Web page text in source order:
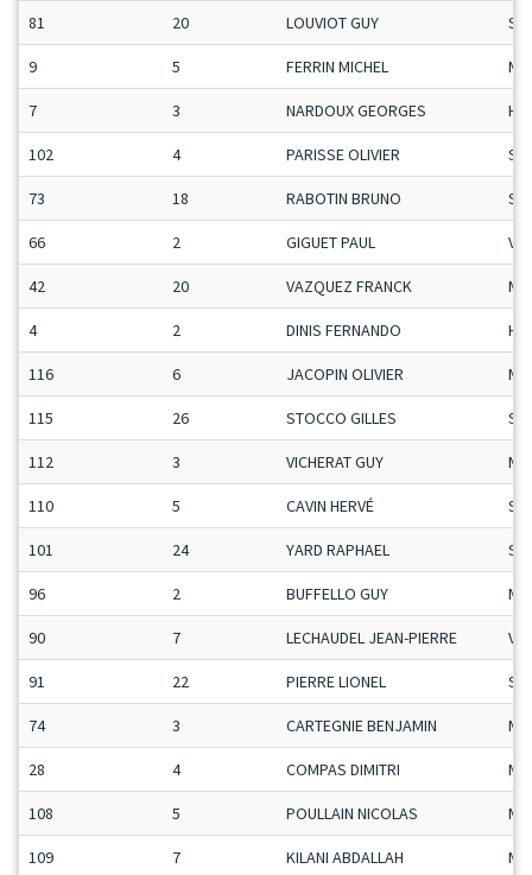
81 20 LOUVIOT GUY
9 5 FERRIN MICHEL
7 3 NARDOUX GEORGES H-C
102 4 PARISSE OLIVIER
73 18 RABOTIN BRUNO
66 2 GIGUET PAUL Vet
42 20 VAZQUEZ FRANCK
4 2 DINIS FERNANDO H-C
116 6 JACOPIN OLIVIER
115 26 STOCCO GILLES
112 3 VICHERAT GUY
110 5 CAVIN HERVÉ
101 24 YARD RAPHAEL
96 2 BUFFELLO GUY
90 7 LECHAUDEL JEAN-PIERRE Vet
91 22 PIERRE LIONEL
74 3 CARTEGNIE BENJAMIN
28 4 COMPAS DIMITRI
108 5 POULLAIN NICOLAS
109 7 KILANI ABDALLAH